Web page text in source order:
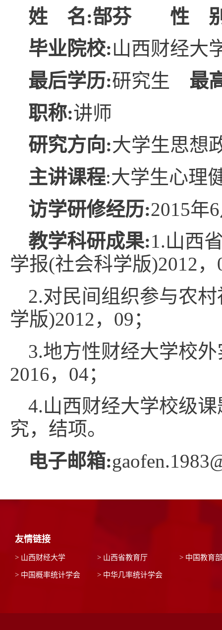
姓 名:郜芬性
毕业院校:山西财经大
最后学历:研究生
最
职称:讲师
研究方向:大学生思想
主讲课程:大学生心理
访学研修经历:2015年
教学科研成果:1.山西
学报(社会科学版)2012，
2.对民间组织参与农
学版)2012，09；
3.地方性财经大学校
2016，04；
4.山西财经大学校级
究，结项。
电子邮箱:
友情链接
> 山西财经大学 > 山西省教育厅 > 中国教育部
> 中国概率统计学会 > 中华几率统计学会